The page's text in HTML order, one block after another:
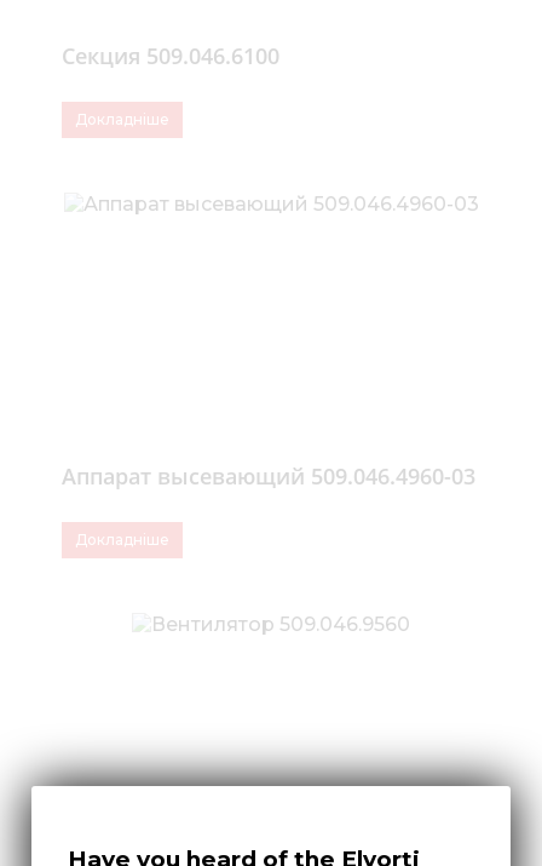
Секция 509.046.6100
Докладніше
Аппарат высевающий 509.046.4960-03
Докладніше
Have you heard of the Elvorti